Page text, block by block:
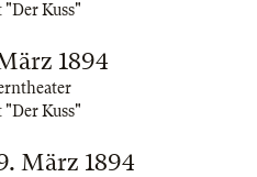
"Der Kuss"
1894
"Der Kuss"
März 1894